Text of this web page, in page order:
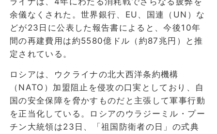
余儀なくされた。世界銀行、EU、国連（UN）な
どが23日に公表した報告書によると、今後10年
間の再建費用は約5580億ドル（約87兆円）と推
定されている。
ロシアは、ウクライナの北大西洋条約機構
（NATO）加盟阻止を侵攻の口実としており、自
国の安全保障を脅かすものだと主張して軍事行動
を正当化している。ロシアのウラジーミル・プー
チン大統領は23日、「祖国防衛者の日」の式典